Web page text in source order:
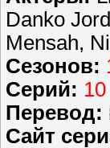
Danko
Mensah,
Сезонов:
Серий: 10
Перевод:
Сайт